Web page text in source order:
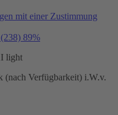
mit einer Zustimmung
(238) 89%
light
(nach Verfügbarkeit) i.W.v.